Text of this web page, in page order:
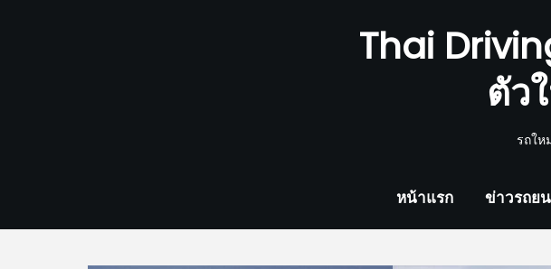
Thai
ตัว
รถให
หน้าแรก ข่าวรถย